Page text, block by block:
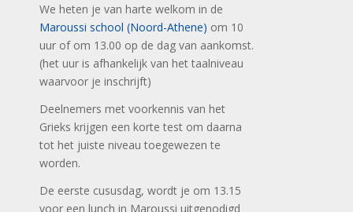
We heten je van harte welkom in de
Maroussi school (Noord-Athene) om 10
uur of om 13.00 op de dag van aankomst.
(het uur is afhankelijk van het taalniveau
waarvoor je inschrijft)
Deelnemers met voorkennis van het
Grieks krijgen een korte test om daarna
tot het juiste niveau toegewezen te
worden.
De eerste cususdag, wordt je om 13.15
voor een lunch in Maroussi uitgenodigd